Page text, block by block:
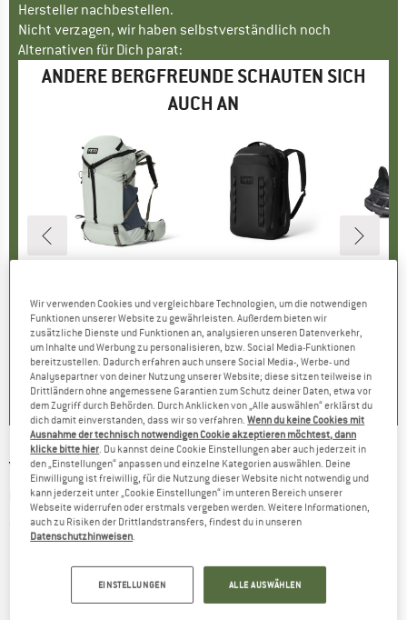
Hersteller nachbestellen.
Nicht verzagen, wir haben selbstverständlich noch
Alternativen für Dich parat:
ANDERE BERGFREUNDE SCHAUTEN SICH
AUCH AN
Preis
52.77
Produktgruppe
Trekkingrucksack
Preis
CHF 374.95
0.0(0)
Produktgruppe
Daypack
Preis
CHF 339.95
0.0(0)
YETI COOLERS -Jug Cap 2.0 -
Campingzubehör
(0)
Wir verwenden Cookies und vergleichbare Technologien, um die notwendigen
Funktionen unserer Website zu gewährleisten. Außerdem bieten wir
zusätzliche Dienste und Funktionen an, analysieren unseren Datenverkehr,
um Inhalte und Werbung zu personalisieren, bzw. Social Media-Funktionen
bereitzustellen. Dadurch erfahren auch unsere Social Media-, Werbe- und
Analysepartner von deiner Nutzung unserer Website; diese sitzen teilweise in
Drittländern ohne angemessene Garantien zum Schutz deiner Daten, etwa vor
dem Zugriff durch Behörden. Durch Anklicken von „Alle auswählen“ erklärst du
dich damit einverstanden, dass wir so verfahren.Wenn du keine Cookies mit
Ausnahme der technisch notwendigen Cookie akzeptieren möchtest, dann
klicke bitte hier. Du kannst deine Cookie Einstellungen aber auch jederzeit in
den „Einstellungen“ anpassen und einzelne Kategorien auswählen. Deine
Einwilligung ist freiwillig, für die Nutzung dieser Website nicht notwendig und
kann jederzeit unter „Cookie Einstellungen“ im unteren Bereich unserer
Webseite widerrufen oder erstmals vergeben werden. Weitere Informationen,
auch zu Risiken der Drittlandstransfers, findest du in unseren
Datenschutzhinweisen.
EINSTELLUNGEN ALLE AUSWÄHLEN